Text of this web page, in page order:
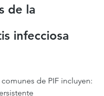
de la
infecciosa
de PIF incluyen: